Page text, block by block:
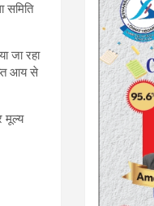
समिति
जा रहा
आय से
मूल्य